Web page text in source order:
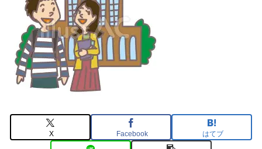
X Facebook はてブ